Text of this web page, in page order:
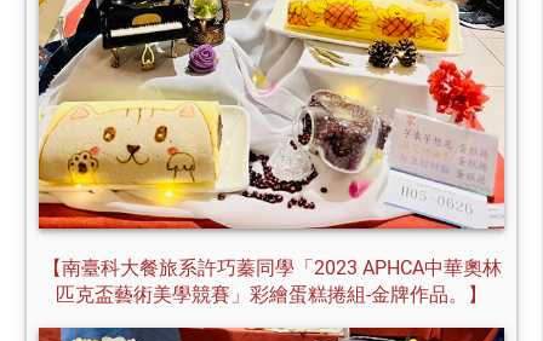
【南臺科大餐旅系許巧蓁同學「2023 APHCA中華奧林
匹克盃藝術美學競賽」彩繪蛋糕捲組-金牌作品。】